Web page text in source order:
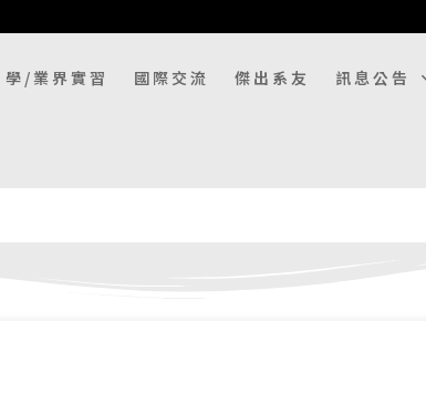
學/業界實習 國際交流 傑出系友 訊息公告